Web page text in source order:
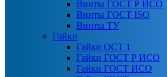
Винты ГОСТ Р ИСО
Винты ГОСТ ISO
Винты ТУ
Гайки
Гайки ОСТ 1
Гайки ГОСТ Р ИСО
Гайки ГОСТ ИСО